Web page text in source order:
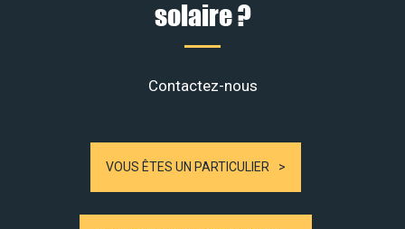
solaire ?
Contactez-nous
VOUS ÊTES UN PARTICULIER